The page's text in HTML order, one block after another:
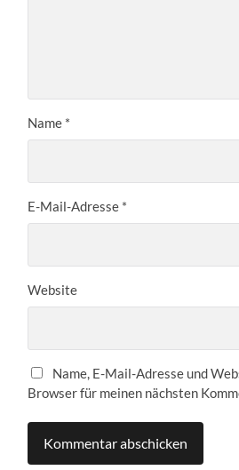
Name *
E-Mail-Adresse *
Website
Name, E-Mail-Adresse und
Browser für meinen nächsten